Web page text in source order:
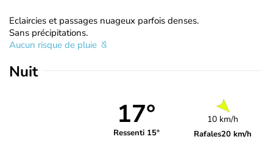
Eclaircies et passages nuageux parfois denses.
Sans précipitations.
Aucun risque de pluie
Nuit
17°
Ressenti 15°
10 km/h
Rafales20 km/h